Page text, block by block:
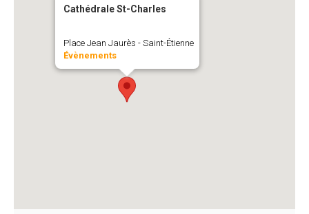
Cathédrale St-Charles
Place Jean Jaurès - Saint-Étienne
Évènements